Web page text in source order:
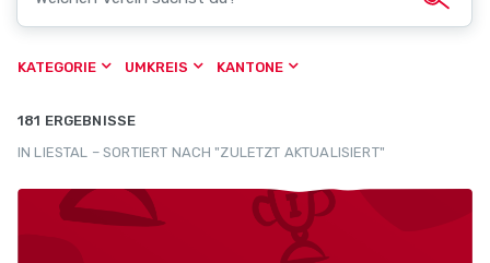
KATEGORIE UMKREIS KANTONE
181 ERGEBNISSE
IN LIESTAL – SORTIERT NACH "ZULETZT AKTUALISIERT"